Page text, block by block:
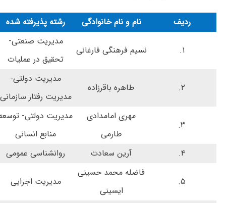
ردیف نام و نام خانوادگی رشته پذیرفته شده
۱. نسیم فرهنگی فارغانی
مدیریت صنعتی-
تحقیق در عملیات
۲. طاهره باقرزاده
مدیریت دولتی-
مدیریت رفتار سازمانی
۳.
مهری امامدادی
طارمی
مدیریت دولتی-
منابع انسانی
۴.
آرین سعادت روانشناسی عمومی
۵.
فاضله محمد حسینی
ایسینی
مدیریت اجرایی